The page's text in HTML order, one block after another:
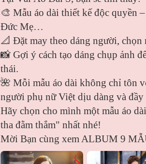
🎨 Mẫu áo dài thiết kế độc quyền
Đức Mẹ…
📐 Đặt may theo dáng người, chọn
📸 Gợi ý cách tạo dáng chụp ảnh
thái.
🌺 Mỗi mẫu áo dài không chỉ tôn
người phụ nữ Việt dịu dàng và
Hãy chọn cho mình một mẫu áo
tha đằm thắm" nhất nhé!
Mời Bạn cùng xem ALBUM 9